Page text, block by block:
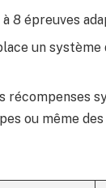
8 épreuves
un
récompenses
ou même